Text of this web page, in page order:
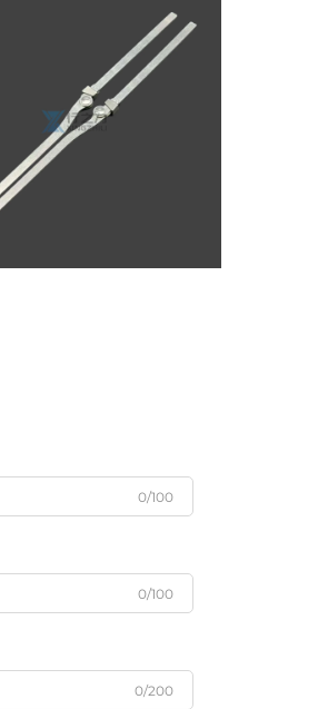
0/100
0/100
0/200